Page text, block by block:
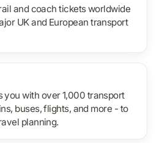
and coach tickets worldwide
UK and European transport
you with over 1,000 transport
buses, flights, and more - to
planning.